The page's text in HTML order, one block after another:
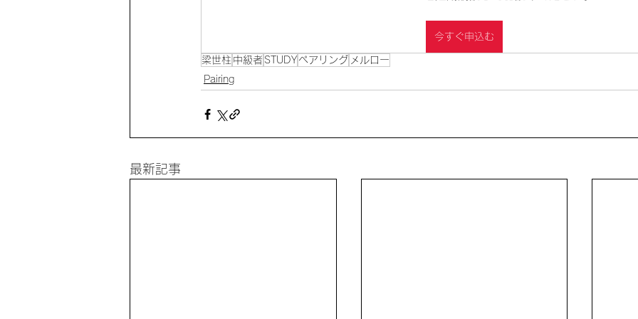
今すぐ申込む
梁世柱 中級者 STUDY ペアリング メルロー
Pairing
最新記事